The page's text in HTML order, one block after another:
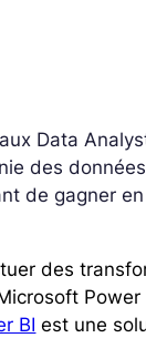
Data
des
de gagner
des
Power
BI est une